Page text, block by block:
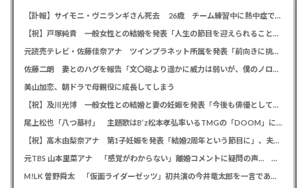
【訃報】サイモニ・ヴニランギさん死去 26歳 チーム練習中に熱中症で搬送 ラグビー・九州電力キューデンヴォルテクス選手
【祝】戸塚純貴 一般女性との結婚を発表「人生の節目を迎えられること、心より感謝しております」
元読売テレビ・佐藤佳奈アナ ツインプラネット所属を発表「前向きに挑戦していきたい」、前日にレインボー池田直人と結婚発表
佐藤二朗 妻とのハグを報告「文〇砲より遥かに威力は弱いが、僕のノロケ砲をお見舞いする」
美山加恋、朝ドラで母親役に成長してしまう
【祝】及川光博 一般女性との結婚と妻の妊娠を発表「今後も俳優としてミッチーとして精進」
尾上松也「八つ墓村」 主題歌はB’z松本孝弘率いるTMGの「DOOM」に決定、メインビジュアル＆本予告編も解禁
【祝】高木由梨奈アナ 第1子妊娠を発表「結婚2周年という節目に」、夫は岸田タツヤ
元TBS 山本里菜アナ 「感覚がわからない」離婚コメントに疑問の声… シャンパンタワーの超豪華式も結婚生活は4年半で終止符
M!LK 曽野舜太 「仮面ライダーゼッツ」初共演の今井竜太郎を一言であらわすと「大きいゴールデンレトリバー